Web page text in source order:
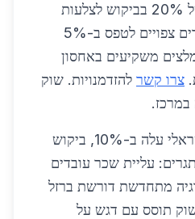
תחזית 2026: עלייה של 20% בביקוש לצלעות
בגלל בנייה ירוקה. מחירים צפויים לטפס ב-5%
משקיעים באחסון
צרו קשר להזדמנויות. שוק
במרכז.
נתונים נוספים: יצוא ישראלי עלה ב-10%, ביקוש
טון. אתגרים: עליית שכר עובדים
אנרגיה מתחדשת דורשת ברזל
תוסס עם דגש על